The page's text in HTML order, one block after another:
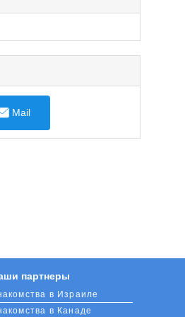
Mail
партнеры
в Израиле
в Канаде